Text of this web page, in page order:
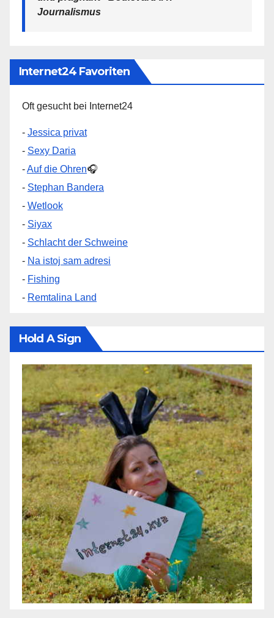
Journalismus
Internet24 Favoriten
Oft gesucht bei Internet24
- Jessica privat
- Sexy Daria
-Auf die Ohren🎧
- Stephan Bandera
- Wetlook
- Siyax
- Schlacht der Schweine
- Na istoj sam adresi
- Fishing
- Remtalina Land
Hold A Sign